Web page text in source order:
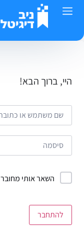
היי, ברוך הבא!
השאר אותי מחובר
להתחבר